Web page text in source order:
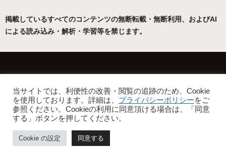
掲載しているすべてのコンテンツの無断転載・無断利用、およびAI
による読み込み・解析・学習等を禁じます。
プライバシーポリシー・免責事項
Copyright © 2022-2026 フリーアトリエ晴星 All Rights Reserved.
当サイトでは、利便性の改善・閲覧の追跡のため、Cookie
を使用しております。詳細は、 プライバシーポリシーをご
参照ください。Cookieの利用に同意頂ける場合は、「同意
する」ボタンを押してください。
Cookie の設定 同意する